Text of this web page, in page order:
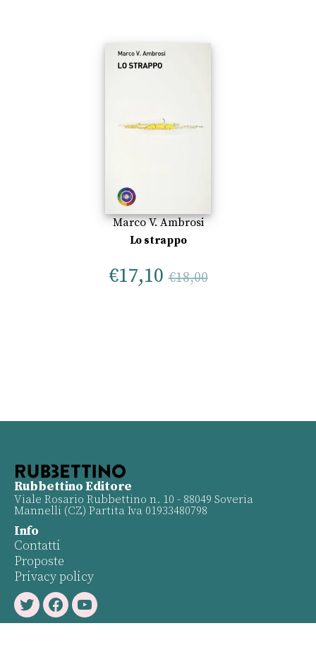
Marco V. Ambrosi
Lo strappo
€17,10 €18,00
Rubbettino Editore
Viale Rosario Rubbettino n. 10 - 88049 Soveria
Mannelli (CZ) Partita Iva 01933480798
Info
Contatti
Proposte
Privacy policy
TwitterFacebookYoutube